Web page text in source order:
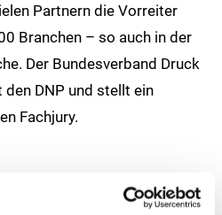
Partnern die Vorreiter
Branchen – so auch in der
Der Bundesverband Druck
DNP und stellt ein
Fachjury.
des Deutsche